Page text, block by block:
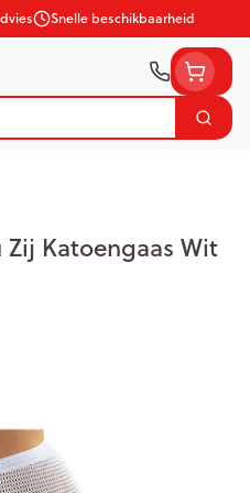
Snelle beschikbaarheid
Zoek
Zij Katoengaas Wit